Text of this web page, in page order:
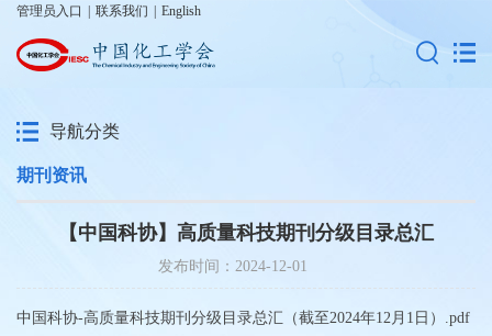
管理员入口 联系我们 English
导航分类
期刊资讯
【中国科协】高质量科技期刊分级目录总汇
发布时间：2024-12-01
中国科协-高质量科技期刊分级目录总汇（截至2024年12月1日）.pdf